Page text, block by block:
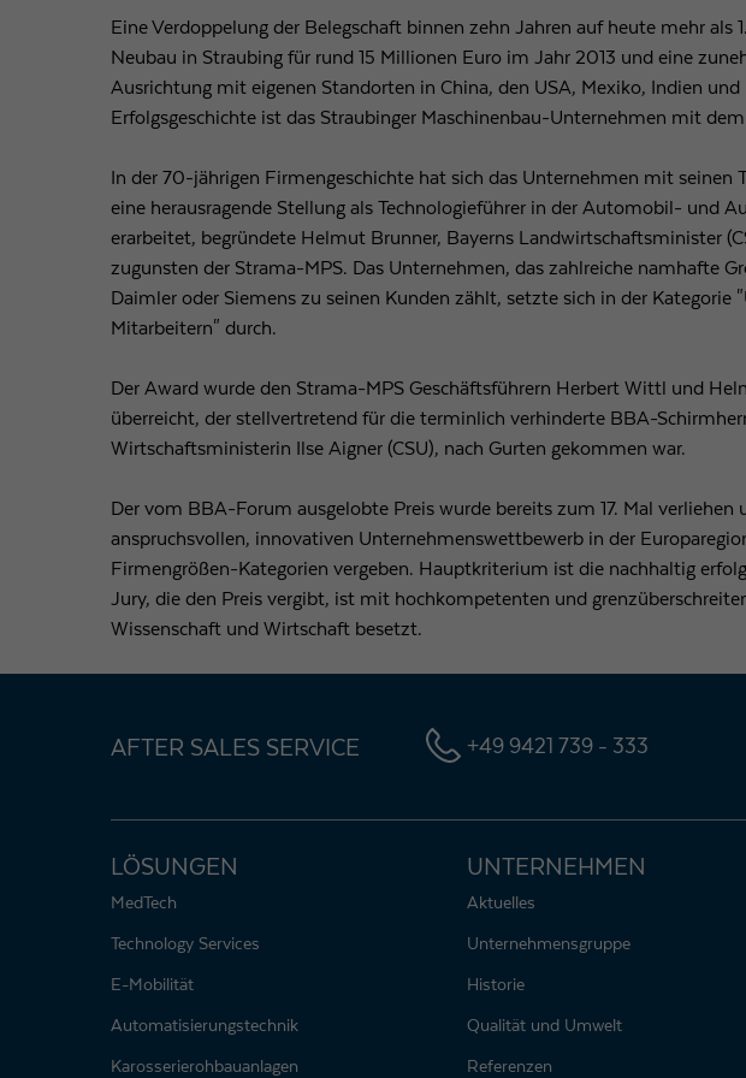
Eine Verdoppelung der Belegschaft binnen zehn Jahren auf heute mehr als
Neubau in Straubing für rund 15 Millionen Euro im Jahr 2013 und eine
Ausrichtung mit eigenen Standorten in China, den USA, Mexiko, Indien und
Erfolgsgeschichte ist das Straubinger Maschinenbau-Unternehmen mit
In der 70-jährigen Firmengeschichte hat sich das Unternehmen mit seinen
eine herausragende Stellung als Technologieführer in der Automobil- und
erarbeitet, begründete Helmut Brunner, Bayerns Landwirtschaftsminister
zugunsten der Strama-MPS. Das Unternehmen, das zahlreiche namhafte
Daimler oder Siemens zu seinen Kunden zählt, setzte sich in der
Mitarbeitern" durch.
Der Award wurde den Strama-MPS Geschäftsführern Herbert Wittl und
überreicht, der stellvertretend für die terminlich verhinderte BBA-
Wirtschaftsministerin Ilse Aigner (CSU), nach Gurten gekommen war.
Der vom BBA-Forum ausgelobte Preis wurde bereits zum 17. Mal verliehen
anspruchsvollen, innovativen Unternehmenswettbewerb in der
Firmengrößen-Kategorien vergeben. Hauptkriterium ist die nachhaltig
Jury, die den Preis vergibt, ist mit hochkompetenten und
Wissenschaft und Wirtschaft besetzt.
AFTER SALES SERVICE +49 9421 739 - 333
LÖSUNGEN
MedTech
Technology Services
E-Mobilität
Automatisierungstechnik
Karosserierohbauanlagen
UNTERNEHMEN
Aktuelles
Unternehmensgruppe
Historie
Qualität und Umwelt
Referenzen
Laufzeit
Zweck
Name _gid
Laufzeit 1 Tag
Zweck
nutzt,